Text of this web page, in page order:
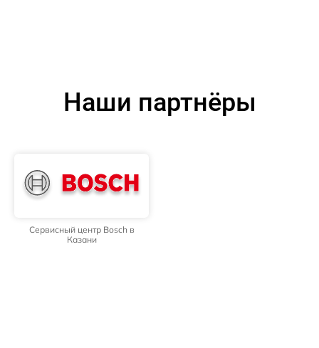
Наши партнёры
Сервисный центр Bosch в
Казани